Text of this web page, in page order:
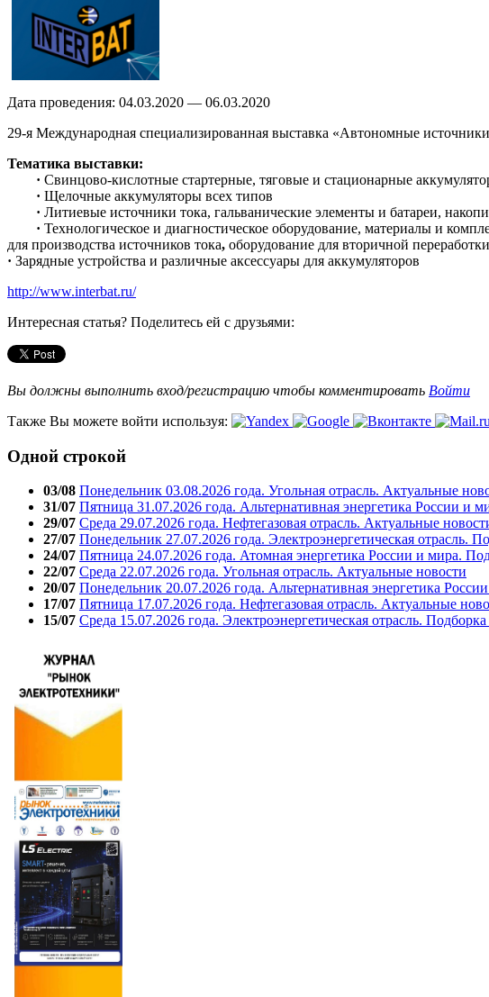
Дата проведения: 04.03.2020 — 06.03.2020
29-я Международная специализированная выставка «Автономные
Тематика выставки:
· Свинцово-кислотные стартерные, тяговые и стационарные
· Щелочные аккумуляторы всех типов
· Литиевые источники тока, гальванические элементы и батареи,
· Технологическое и диагностическое оборудование, материалы и
для производства источников тока, оборудование для вторичной
· Зарядные устройства и различные аксессуары для аккумуляторов
http://www.interbat.ru/
Интересная статья? Поделитесь ей с друзьями:
Вы должны выполнить вход/регистрацию чтобы комментировать Войти
Также Вы можете войти используя:
Одной строкой
03/08 Понедельник 03.08.2026 года. Угольная отрасль. Актуальные
31/07 Пятница 31.07.2026 года. Альтернативная энергетика России и
29/07 Среда 29.07.2026 года. Нефтегазовая отрасль. Актуальные
27/07 Понедельник 27.07.2026 года. Электроэнергетическая отрасль.
24/07 Пятница 24.07.2026 года. Атомная энергетика России и мира.
22/07 Среда 22.07.2026 года. Угольная отрасль. Актуальные новости
20/07 Понедельник 20.07.2026 года. Альтернативная энергетика
17/07 Пятница 17.07.2026 года. Нефтегазовая отрасль. Актуальные
15/07 Среда 15.07.2026 года. Электроэнергетическая отрасль.